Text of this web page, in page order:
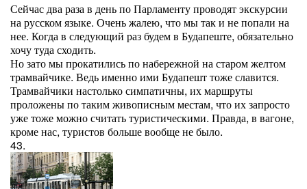
Сейчас два раза в день по Парламенту проводят экскурсии
на русском языке. Очень жалею, что мы так и не попали на
нее. Когда в следующий раз будем в Будапеште, обязательно
хочу туда сходить.
Но зато мы прокатились по набережной на старом желтом
трамвайчике. Ведь именно ими Будапешт тоже славится.
Трамвайчики настолько симпатичны, их маршруты
проложены по таким живописным местам, что их запросто
уже тоже можно считать туристическими. Правда, в вагоне,
кроме нас, туристов больше вообще не было.
43.